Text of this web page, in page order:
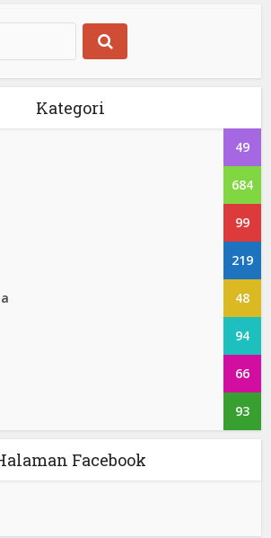
Kategori
49
684
99
219
48
94
66
93
Facebook